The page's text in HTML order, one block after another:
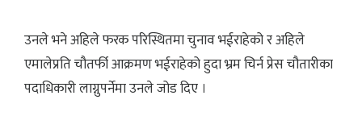
उनले भने अहिले फरक परिस्थितमा चुनाव भईराहेको र अहिले
एमालेप्रति चौतर्फी आक्रमण भईराहेको हुदा भ्रम चिर्न प्रेस चौतारीका
पदाधिकारी लाग्नुपर्नेमा उनले जोड दिए ।